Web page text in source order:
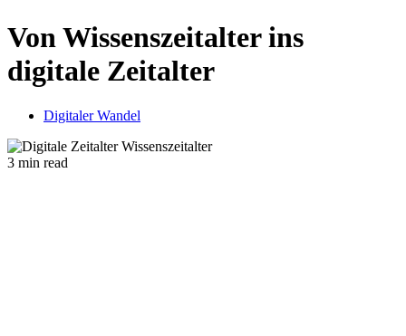
Von Wissenszeitalter ins
digitale Zeitalter
Digitaler Wandel
3 min read